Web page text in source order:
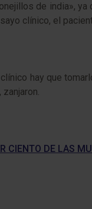
de india»,
clínico, el
hay que
CIENTO DE LAS